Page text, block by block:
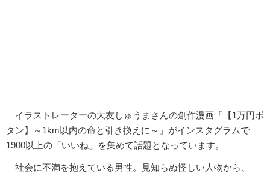
イラストレーターの大友しゅうまさんの創作漫画「【1万円ボ
タン】～1km以内の命と引き換えに～」がインスタグラムで
1900以上の「いいね」を集めて話題となっています。
社会に不満を抱えている男性。見知らぬ怪しい人物から、